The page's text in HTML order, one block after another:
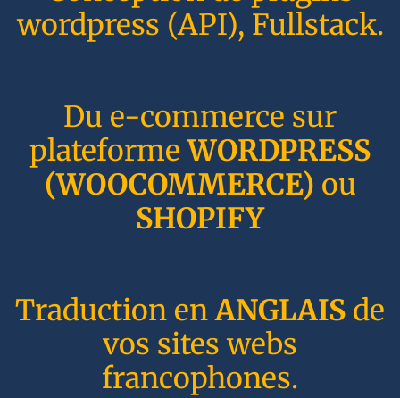
wordpress (API), Fullstack.
Du e-commerce sur
plateformeWORDPRESS
(WOOCOMMERCE) ou
SHOPIFY
Traduction enANGLAIS de
vos sites webs
francophones.